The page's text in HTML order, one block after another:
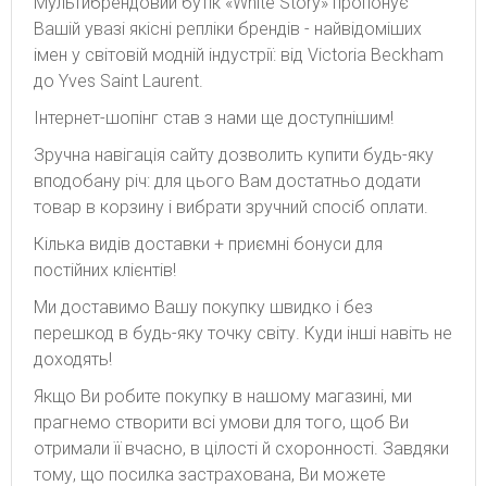
Вашій увазі якісні репліки брендів - найвідоміших
імен у світовій модній індустрії: від Victoria Beckham
до Yves Saint Laurent.
Інтернет-шопінг став з нами ще доступнішим!
Зручна навігація сайту дозволить купити будь-яку
вподобану річ: для цього Вам достатньо додати
товар в корзину і вибрати зручний спосіб оплати.
Кілька видів доставки + приємні бонуси для
постійних клієнтів!
Ми доставимо Вашу покупку швидко і без
перешкод в будь-яку точку світу. Куди інші навіть не
доходять!
Якщо Ви робите покупку в нашому магазині, ми
прагнемо створити всі умови для того, щоб Ви
отримали її вчасно, в цілості й схоронності. Завдяки
тому, що посилка застрахована, Ви можете